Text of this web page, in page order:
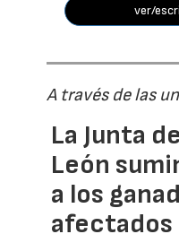
ver/
A través de las
La Junta
León
a los
afectados